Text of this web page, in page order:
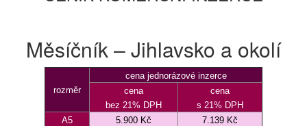
Měsíčník – Jihlavsko a okolí
rozměr
cena jednorázové inzerce
cena
bez 21% DPH
cena
s 21% DPH
A5
5.900 Kč
7.139 Kč